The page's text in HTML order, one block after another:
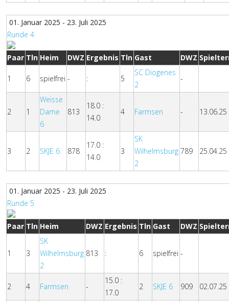
01. Januar 2025 - 23. Juli 2025
Runde 4
Paar Tln Heim DWZ Ergebnis Tln Gast DWZ
1 6 spielfrei - : 5
SC Diogenes
2
-
2 1
Weisse
Dame
6
813
18.0 :
14.0
4 Farmsen - 13.06.25
3 2 SKJE 6 878
17.0 :
14.0
3
SK
Wilhelmsburg
2
789 25.04.25
01. Januar 2025 - 23. Juli 2025
Runde 5
Paar Tln Heim DWZ Ergebnis Tln Gast DWZ
1 3
SK
Wilhelmsburg
2
813 : 6 spielfrei -
2 4 Farmsen -
15.0 :
17.0
2 SKJE 6 909 02.07.25